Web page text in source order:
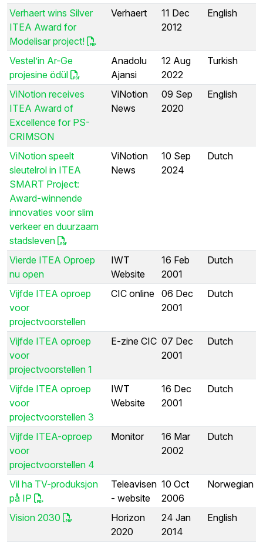
Verhaert wins Silver
ITEA Award for
Modelisar project!
Verhaert
11 Dec
2012
English
Vestel’in Ar-Ge
projesine ödül
Anadolu
Ajansi
12 Aug
2022
Turkish
ViNotion receives
ITEA Award of
Excellence for PS-
CRIMSON
ViNotion
News
09 Sep
2020
English
ViNotion speelt
sleutelrol in ITEA
SMART Project:
Award-winnende
innovaties voor slim
verkeer en duurzaam
stadsleven
ViNotion
News
10 Sep
2024
Dutch
Vierde ITEA Oproep
nu open
IWT
Website
16 Feb
2001
Dutch
Vijfde ITEA oproep
voor
projectvoorstellen
CIC online 06 Dec
2001
Dutch
Vijfde ITEA oproep
voor
projectvoorstellen 1
E-zine CIC 07 Dec
2001
Dutch
Vijfde ITEA oproep
voor
projectvoorstellen 3
IWT
Website
16 Dec
2001
Dutch
Vijfde ITEA-oproep
voor
projectvoorstellen 4
Monitor
16 Mar
2002
Dutch
Vil ha TV-produksjon
på IP
Teleavisen
- website
10 Oct
2006
Norwegian
Vision 2030
Horizon
2020
24 Jan
2014
English